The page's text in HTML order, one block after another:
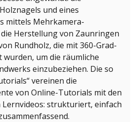
und eines
mittels Mehrkamera-
Herstellung von Zaunringen
Rundholz, die mit 360-Grad-
wurden, um die räumliche
einzubeziehen. Die so
vereinen die
von Online-Tutorials mit den
Lernvideos: strukturiert, einfach